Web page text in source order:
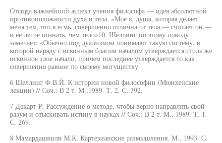
Отсюда важнейший аспект учения философа — идея абсолютной
противоположности духа и тела. «Мое я, душа, которая делает
меня тем, что я есмь, совершенно отлична от тела,— считает он,—
и ее легче познать, чем тело»10. Шеллинг по этому поводу
замечает: «Обычно под дуализмом понимают такую систему, в
которой наряду с исконным благим началом утверждается столь же
исконное злое начало, причем последнее утверждается то как
совершенно равное по своему могуществу
6 Шеллинг Ф.В.Й. К истории новой философии (Мюнхенские
лекции) // Соч.: В 2 т. М.,1989. Т. 2. С. 392.
7 Декарт Р. Рассуждение о методе, чтобы верно направлять свой
разум и отыскивать истину в науках // Соч.: В 2 т. М., 1989. Т. 1.
С. 269.
8 Мамардашвили М.К. Картезианские размышления. М., 1993. С.